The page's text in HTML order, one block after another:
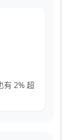
有 2% 超